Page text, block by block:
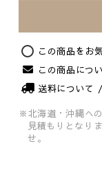
Original
この商品をお
この商品につ
送料について
※北海道・沖縄へ
見積もりとなり
せ。